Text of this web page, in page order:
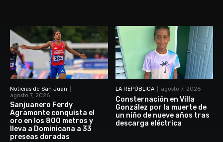
Noticias de San Juan
agosto 7, 2026
Sanjuanero Ferdy
Agramonte conquista el
oro en los 800 metros y
lleva a Dominicana a 33
preseas doradas
LA REPÚBLICA agosto 7, 2026
Consternación en Villa
González por la muerte de
un niño de nueve años tras
descarga eléctrica